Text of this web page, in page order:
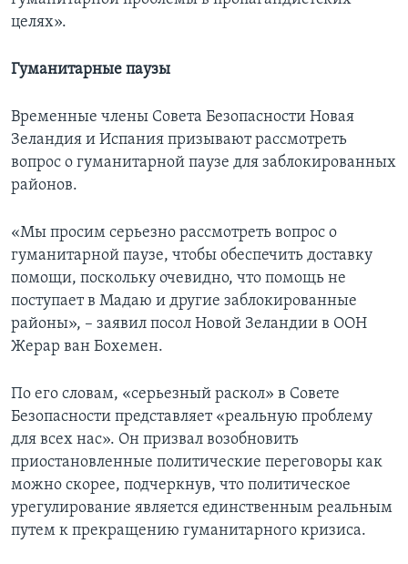
целях».
Гуманитарные паузы
Временные члены Совета Безопасности Новая
Зеландия и Испания призывают рассмотреть
вопрос о гуманитарной паузе для заблокированных
районов.
«Мы просим серьезно рассмотреть вопрос о
гуманитарной паузе, чтобы обеспечить доставку
помощи, поскольку очевидно, что помощь не
поступает в Мадаю и другие заблокированные
районы», – заявил посол Новой Зеландии в ООН
Жерар ван Бохемен.
По его словам, «серьезный раскол» в Совете
Безопасности представляет «реальную проблему
для всех нас». Он призвал возобновить
приостановленные политические переговоры как
можно скорее, подчеркнув, что политическое
урегулирование является единственным реальным
путем к прекращению гуманитарного кризиса.